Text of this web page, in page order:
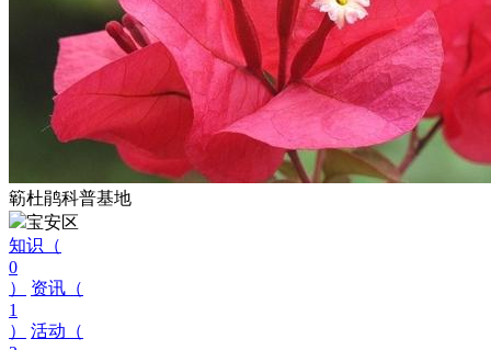
簕杜鹃科普基地
宝安区
知识（
0
）
资讯（
1
）
活动（